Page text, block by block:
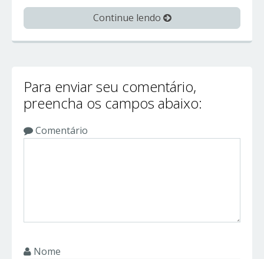
Continue lendo
Para enviar seu comentário,
preencha os campos abaixo:
Comentário
Nome